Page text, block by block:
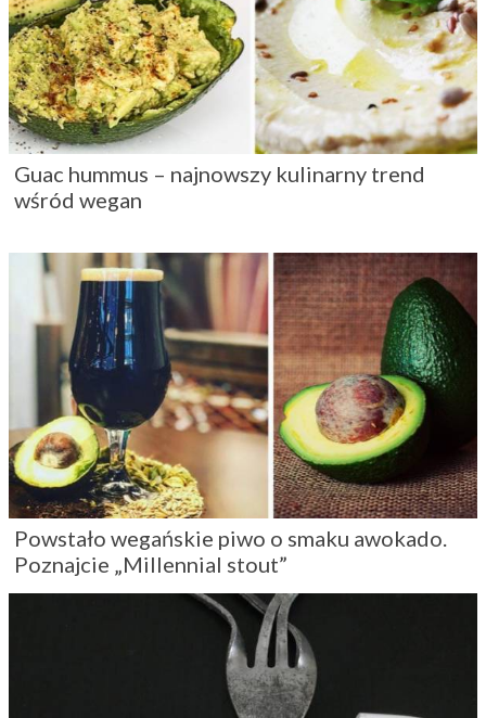
Guac hummus – najnowszy kulinarny trend
wśród wegan
Powstało wegańskie piwo o smaku awokado.
Poznajcie „Millennial stout”